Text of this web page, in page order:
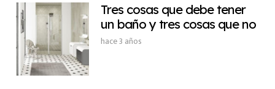
Tres cosas que debe tener
un baño y tres cosas que no
hace 3 años